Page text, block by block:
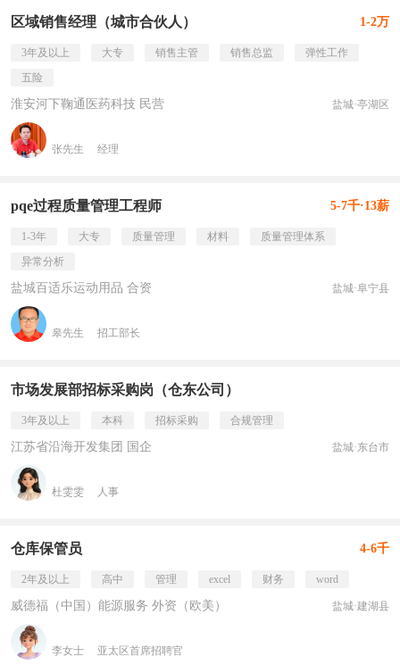
区域销售经理（城市合伙人） 1-2万
3年及以上 大专 销售主管 销售总监
弹性工作
五险
淮安河下鞠通医药科技 民营 盐城·亭湖区
张先生 经理
pqe过程质量管理工程师 5-7千·13薪
1-3年 大专 质量管理 材料
质量管理体系
异常分析
盐城百适乐运动用品 合资 盐城·阜宁县
皋先生 招工部长
市场发展部招标采购岗（仓东公司）
3年及以上 本科 招标采购 合规管理
江苏省沿海开发集团 国企 盐城·东台市
杜雯雯 人事
仓库保管员 4-6千
2年及以上 高中 管理 excel 财务 word
威德福（中国）能源服务 外资（欧美） 盐城·建湖县
李女士 亚太区首席招聘官